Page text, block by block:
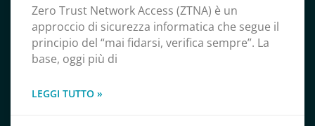
Zero Trust Network Access (ZTNA) è un
approccio di sicurezza informatica che segue il
principio del “mai fidarsi, verifica sempre”. La
base, oggi più di
LEGGI TUTTO »